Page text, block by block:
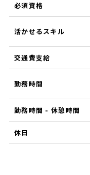
必須資格
活かせるスキル
交通費支給
勤務時間
勤務時間 - 休憩時間
休日